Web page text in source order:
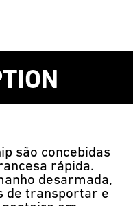
são concebidas
rápida.
desarmada,
de transportar e